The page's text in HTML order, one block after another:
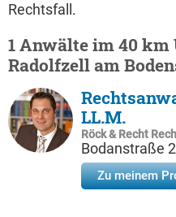
Rechtsfall.
1 Anwälte im 40
Radolfzell am
LL.M.
Röck & Recht
Bodanstraße
Zu meinem